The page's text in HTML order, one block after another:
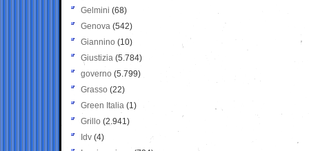
Gelmini (68)
Genova (542)
Giannino (10)
Giustizia (5.784)
governo (5.799)
Grasso (22)
Green Italia (1)
Grillo (2.941)
Idv (4)